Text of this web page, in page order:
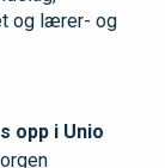
og lærer- og
opp i Unio